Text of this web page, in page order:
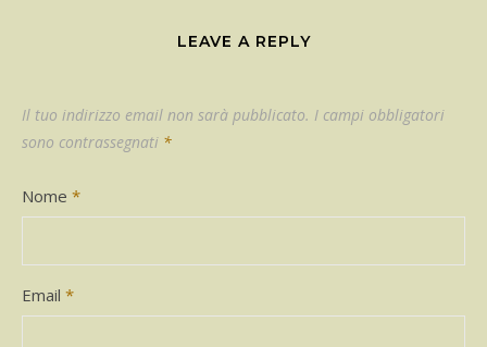
LEAVE A REPLY
Il tuo indirizzo email non sarà pubblicato. I campi obbligatori
sono contrassegnati *
Nome *
Email *